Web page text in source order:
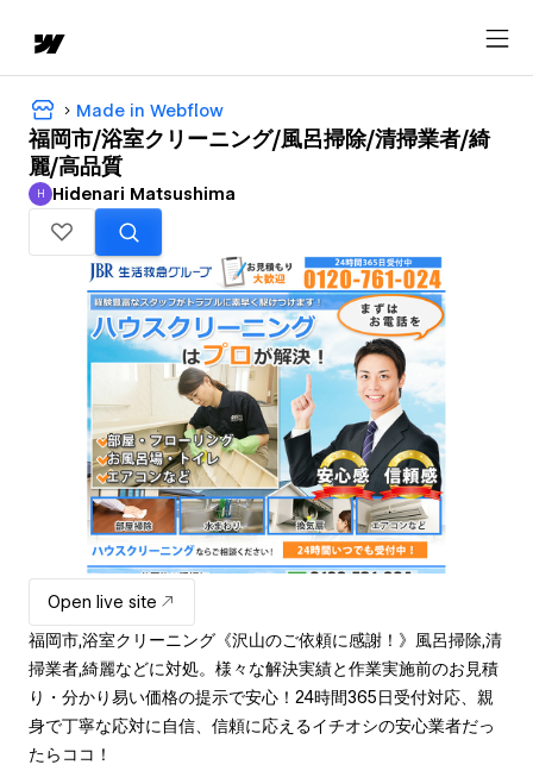
Made in Webflow
福岡市/浴室クリーニング/風呂掃除/清掃業者/綺
麗/高品質
Hidenari Matsushima
H Hidenari Matsushima
Open live site
福岡市,浴室クリーニング《沢山のご依頼に感謝！》風呂掃除,清
掃業者,綺麗などに対処。様々な解決実績と作業実施前のお見積
り・分かり易い価格の提示で安心！24時間365日受付対応、親
身で丁寧な応対に自信、信頼に応えるイチオシの安心業者だっ
たらココ！